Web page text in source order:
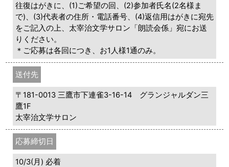
往復はがきに、(1)ご希望の回、(2)参加者氏名(2名様ま
で)、(3)代表者の住所・電話番号、(4)返信用はがきに宛先
をご記入の上、太宰治文学サロン「朗読会係」宛にお送
りください。
＊ご応募は各回につき、お1人様1通のみ。
送付先
〒181-0013 三鷹市下連雀3-16-14 グランジャルダン三
鷹1F
太宰治文学サロン
応募締切日
10/3(月) 必着